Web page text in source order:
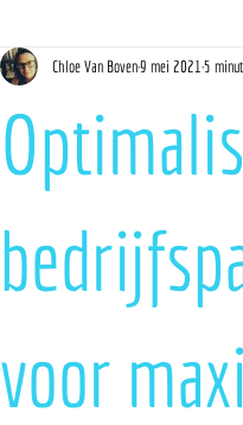
voor
Chloe Van Boven9 mei 2021 5